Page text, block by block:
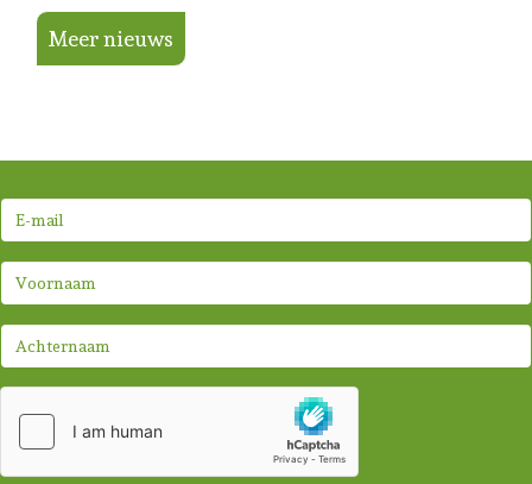
Meer nieuws